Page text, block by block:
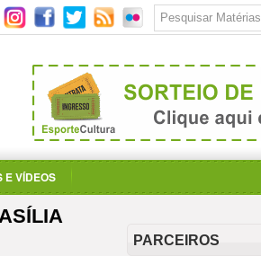
E VÍDEOS
PARCEIROS